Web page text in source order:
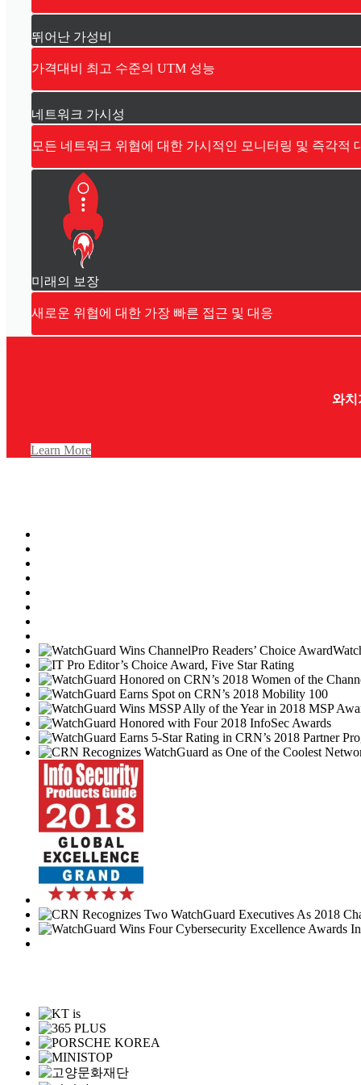
뛰어난 가성비
가격대비 최고 수준의 UTM 성능
네트워크 가시성
모든 네트워크 위협에 대한 가시적인 모니터링 및 즉각적
미래의 보장
새로운 위협에 대한 가장 빠른 접근 및 대응
와치
Learn More